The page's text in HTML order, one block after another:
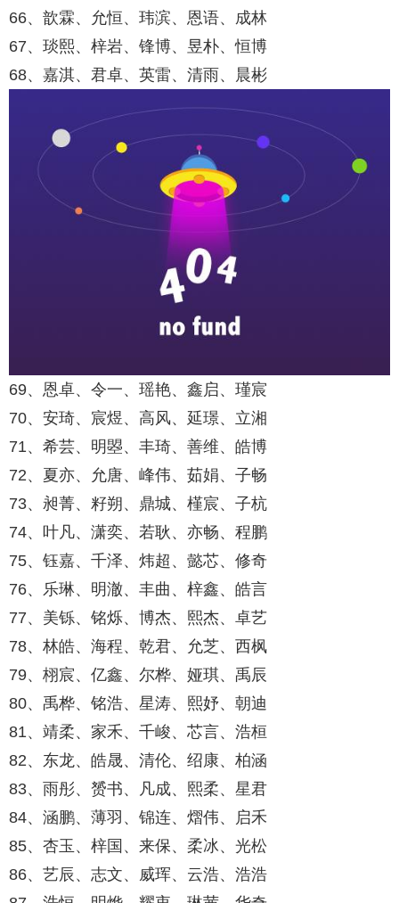
66、歆霖、允恒、玮滨、恩语、成林
67、琰熙、梓岩、锋博、昱朴、恒博
68、嘉淇、君卓、英雷、清雨、晨彬
69、恩卓、令一、瑶艳、鑫启、瑾宸
70、安琦、宸煜、高风、延璟、立湘
71、希芸、明曌、丰琦、善维、皓博
72、夏亦、允唐、峰伟、茹娟、子畅
73、昶菁、籽朔、鼎城、槿宸、子杭
74、叶凡、潇奕、若耿、亦畅、程鹏
75、钰嘉、千泽、炜超、懿芯、修奇
76、乐琳、明澈、丰曲、梓鑫、皓言
77、美铄、铭烁、博杰、熙杰、卓艺
78、林皓、海程、乾君、允芝、西枫
79、栩宸、亿鑫、尔桦、娅琪、禹辰
80、禹桦、铭浩、星涛、熙妤、朝迪
81、靖柔、家禾、千峻、芯言、浩桓
82、东龙、皓晟、清伦、绍康、柏涵
83、雨彤、赟书、凡成、熙柔、星君
84、涵鹏、薄羽、锦连、熠伟、启禾
85、杏玉、梓国、来保、柔冰、光松
86、艺辰、志文、威珲、云浩、浩浩